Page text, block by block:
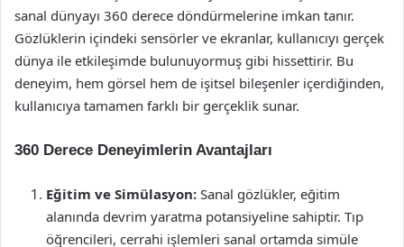
sanal dünyayı 360 derece döndürmelerine imkan tanır.
Gözlüklerin içindeki sensörler ve ekranlar, kullanıcıyı gerçek
dünya ile etkileşimde bulunuyormuş gibi hissettirir. Bu
deneyim, hem görsel hem de işitsel bileşenler içerdiğinden,
kullanıcıya tamamen farklı bir gerçeklik sunar.
360 Derece Deneyimlerin Avantajları
Eğitim ve Simülasyon: Sanal gözlükler, eğitim
alanında devrim yaratma potansiyeline sahiptir. Tıp
öğrencileri, cerrahi işlemleri sanal ortamda simüle